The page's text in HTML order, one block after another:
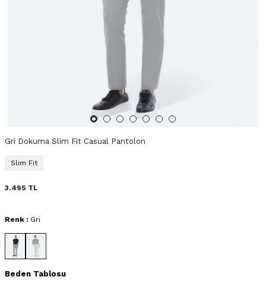
Gri Dokuma Slim Fit Casual Pantolon
Slim Fit
3.495 TL
Renk : Gri
Beden Tablosu